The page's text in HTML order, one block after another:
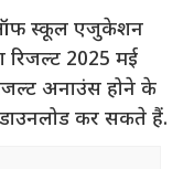
ऑफ स्कूल एजुकेशन
रिजल्ट 2025 मई
अनाउंस होने के
डाउनलोड कर सकते हैं.